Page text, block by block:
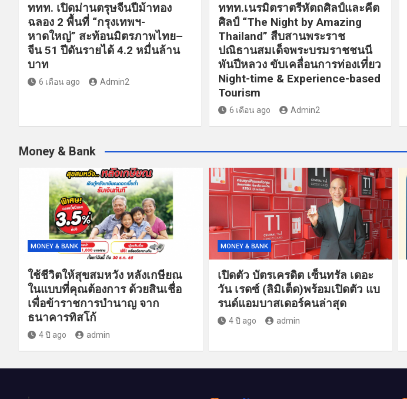
ททท. เปิดม่านตรุษจีนปีม้าทอง
ฉลอง 2 พื้นที่ “กรุงเทพฯ-
หาดใหญ่” สะท้อนมิตรภาพไทย–
จีน 51 ปีดันรายได้ 4.2 หมื่นล้าน
บาท
6 เดือน ago Admin2
ททท.เนรมิตราตรีหัตถศิลป์และคีต
ศิลป์ “The Night by Amazing
Thailand” สืบสานพระราช
ปณิธานสมเด็จพระบรมราชชนนี
พันปีหลวง ขับเคลื่อนการท่องเที่ยว
Night-time & Experience-based
Tourism
6 เดือน ago Admin2
Money & Bank
MONEY & BANK
ใช้ชีวิตให้สุขสมหวัง หลังเกษียณ
ในแบบที่คุณต้องการ ด้วยสินเชื่อ
เพื่อข้าราชการบำนาญ จาก
ธนาคารทิสโก้
4 ปี ago admin
MONEY & BANK
เปิดตัว บัตรเครดิต เซ็นทรัล เดอะ
วัน เรดซ์ (ลิมิเต็ด)พร้อมเปิดตัว แบ
รนด์แอมบาสเดอร์คนล่าสุด
4 ปี ago admin